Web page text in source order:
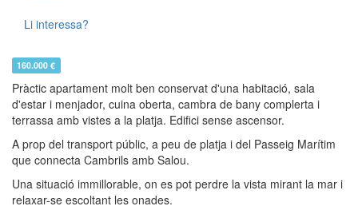
Li interessa?
160.000 €
Pràctic apartament molt ben conservat d'una habitació, sala
d'estar i menjador, cuina oberta, cambra de bany complerta i
terrassa amb vistes a la platja. Edifici sense ascensor.
A prop del transport públic, a peu de platja i del Passeig Marítim
que connecta Cambrils amb Salou.
Una situació immillorable, on es pot perdre la vista mirant la mar i
relaxar-se escoltant les onades.